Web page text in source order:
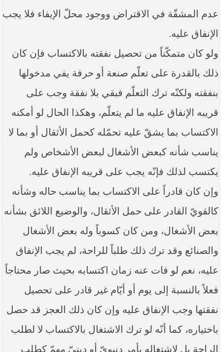
عدم المشقّة في الاقتراض ووجود محلّ الإيفاء فلا يجب
الإنفاق عليه.
ولو كان متمكّناً من تحصيل نفقته بالاكتساب فإن كان
ذلك بالقدرة على تعلّم صنعة أو حرفة يفي مدخولها
بنفقته ولكنّه ترك التعلّم فبقي بلا نفقة وجب على
قريبه الإنفاق عليه ما لم يتعلّم، وهكذا الحال لو أمكنه
الاكتساب بما يشقّ عليه تحمّله كحمل الأثقال أو بما لا
يناسب شأنه كبعض الأشغال لبعض الأشخاص ولم
يكتسب لذلك فإنّه يجب على قريبه الإنفاق عليه.
وإن كان قادراً على الاكتساب بما يناسب حاله وشأنه
كالقويّ القادر على حمل الأثقال، والوضيع اللائق بشأنه
بعض الأشغال، ومن كان كسوباً وله بعض الأشغال
والصنائع وقد ترك ذلك طلباً للراحة، لم يجب الإنفاق
عليه، نعم لو فات عنه زمان اكتسابه بحيث صار محتاجاً
فعلاً بالنسبة إلى يوم أو أيّام غير قادر على تحصيل
نفقتها وجب الإنفاق عليه وإن كان ذلك العجز قد حصل
باختياره، كما أنّه لو ترك الاشتغال بالاكتساب لا لطلب
الراحة بل لاشتغاله بأمر دنيويّ أو دينيّ مهمّ كطلب